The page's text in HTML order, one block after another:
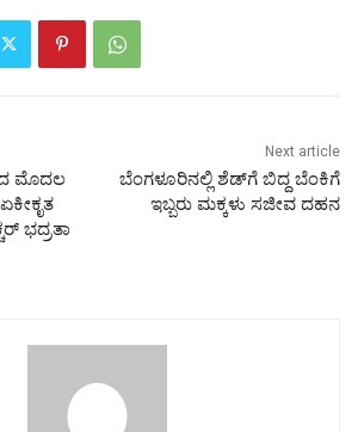
ಮೊದಲ
ಭದ್ರತಾ
Next article
ಬೆಂಗಳೂರಿನಲ್ಲಿ ಶೆಡ್‌ಗೆ ಬಿದ್ದ ಬೆಂಕಿಗೆ
ಇಬ್ಬರು ಮಕ್ಕಳು ಸಜೀವ ದಹನ